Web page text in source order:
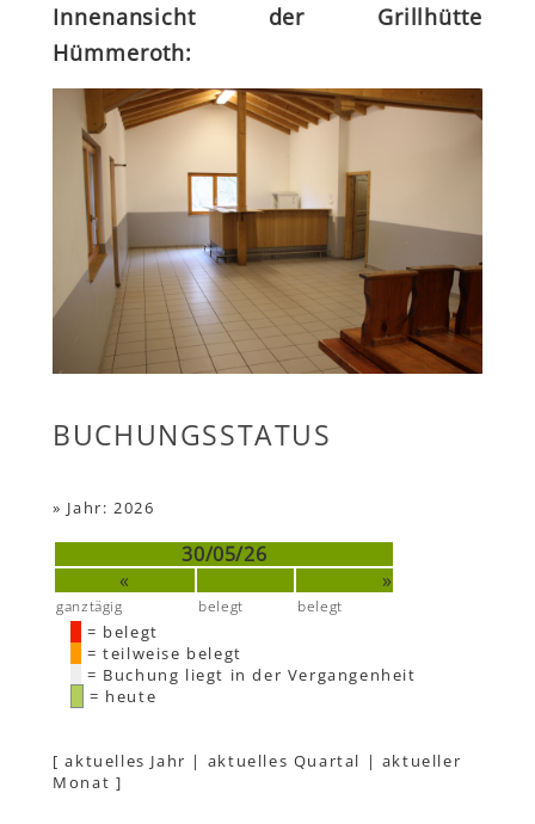
Innenansicht der Grillhütte
Hümmeroth:
BUCHUNGSSTATUS
» Jahr: 2026
30/05/26
«
»
ganztägig belegt belegt
= belegt
= teilweise belegt
= Buchung liegt in der Vergangenheit
= heute
[aktuelles Jahr | aktuelles Quartal | aktueller
Monat ]